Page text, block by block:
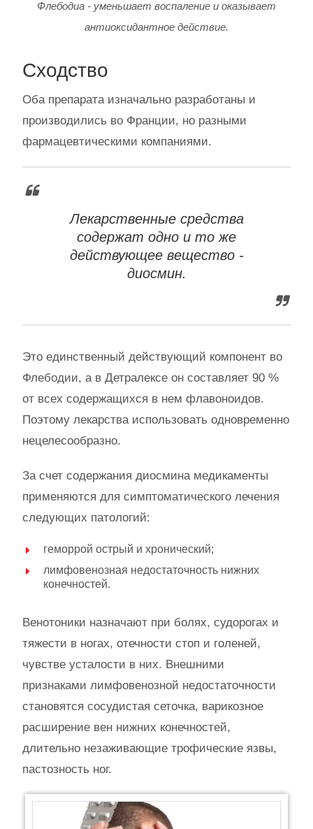
Флебодиа - уменьшает воспаление и оказывает
антиоксидантное действие.
Сходство
Оба препарата изначально разработаны и
производились во Франции, но разными
фармацевтическими компаниями.
Лекарственные средства
содержат одно и то же
действующее вещество -
диосмин.
Это единственный действующий компонент во
Флебодии, а в Детралексе он составляет 90 %
от всех содержащихся в нем флавоноидов.
Поэтому лекарства использовать одновременно
нецелесообразно.
За счет содержания диосмина медикаменты
применяются для симптоматического лечения
следующих патологий:
геморрой острый и хронический;
лимфовенозная недостаточность нижних
конечностей.
Венотоники назначают при болях, судорогах и
тяжести в ногах, отечности стоп и голеней,
чувстве усталости в них. Внешними
признаками лимфовенозной недостаточности
становятся сосудистая сеточка, варикозное
расширение вен нижних конечностей,
длительно незаживающие трофические язвы,
пастозность ног.